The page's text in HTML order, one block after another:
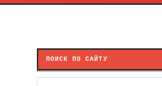
ПОИСК ПО САЙТУ